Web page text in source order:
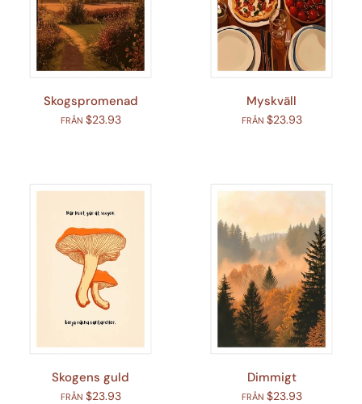
Skogspromenad
FRÅN $23.93
Myskväll
FRÅN $23.93
Skogens guld
FRÅN $23.93
Dimmigt
FRÅN $23.93